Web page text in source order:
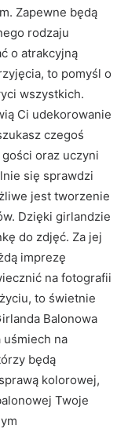
Zapewne będą
rodzaju
o atrakcyjną
to pomyśl o
wszystkich.
Ci udekorowanie
czegoś
oraz uczyni
się sprawdzi
jest tworzenie
Dzięki girlandzie
do zdjęć. Za jej
imprezę
na fotografii
to świetnie
Balonowa
uśmiech na
będą
kolorowej,
Twoje